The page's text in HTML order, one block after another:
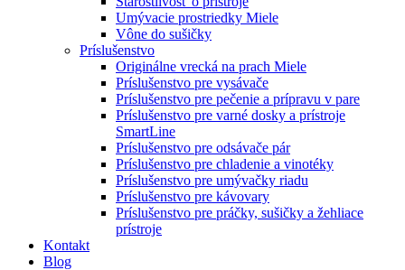
Umývacie prostriedky Miele
Vône do sušičky
Príslušenstvo
Originálne vrecká na prach Miele
Príslušenstvo pre vysávače
Príslušenstvo pre pečenie a prípravu v pare
Príslušenstvo pre varné dosky a prístroje
SmartLine
Príslušenstvo pre odsávače pár
Príslušenstvo pre chladenie a vinotéky
Príslušenstvo pre umývačky riadu
Príslušenstvo pre kávovary
Príslušenstvo pre práčky, sušičky a žehliace
prístroje
Kontakt
Blog